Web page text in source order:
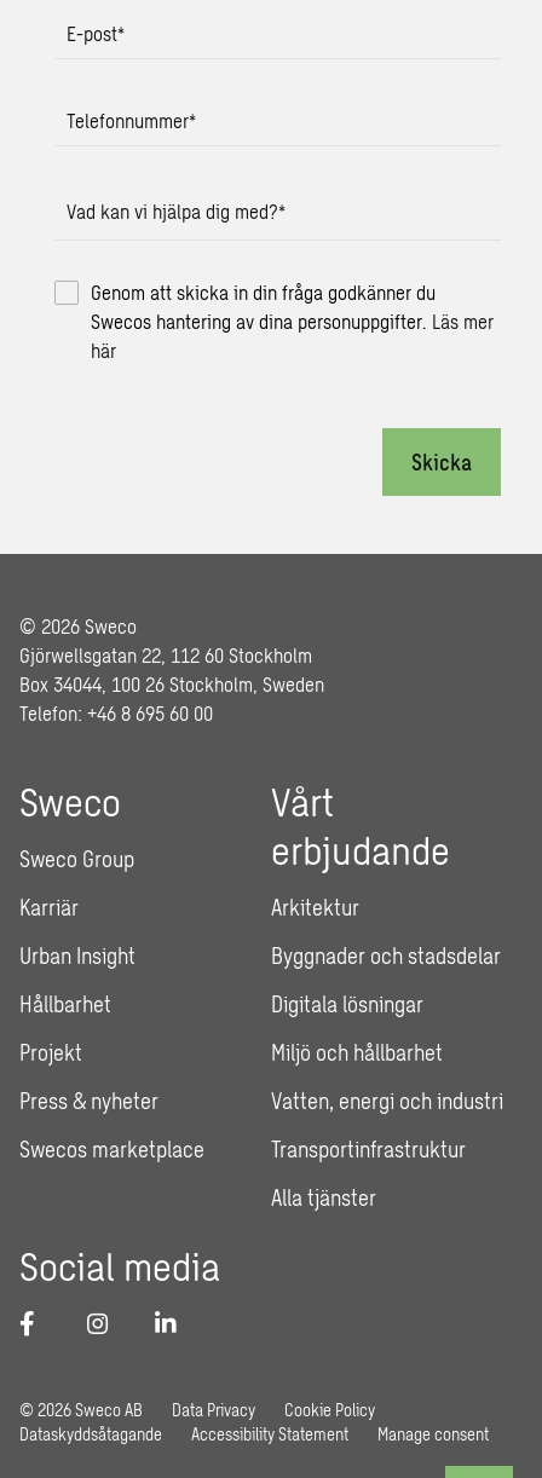
E-post*
Telefonnummer*
Vad kan vi hjälpa dig med?*
Genom att skicka in din fråga godkänner du
Swecos hantering av dina personuppgifter. Läs mer
här
Skicka
© 2026 Sweco
Gjörwellsgatan 22, 112 60 Stockholm
Box 34044, 100 26 Stockholm, Sweden
Telefon: +46 8 695 60 00
Sweco
Sweco Group
Karriär
Urban Insight
Hållbarhet
Projekt
Press & nyheter
Swecos marketplace
Vårt
erbjudande
Arkitektur
Byggnader och stadsdelar
Digitala lösningar
Miljö och hållbarhet
Vatten, energi och industri
Transportinfrastruktur
Alla tjänster
Social media
© 2026 Sweco AB Data Privacy
Cookie Policy
Dataskyddsåtagande
Accessibility Statement Manage consent